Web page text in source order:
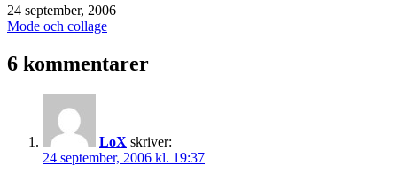
Publicerat
den
24 september, 2006
Kategoriserat
Mode och collage
6 kommentarer
LoX skriver:
24 september, 2006 kl. 19:37